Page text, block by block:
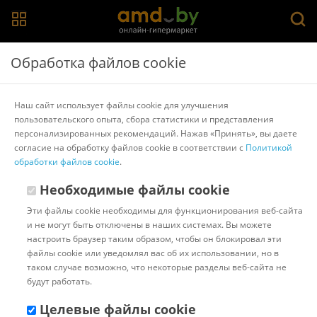
Главная > Каталог товаров Сварочные инверторы
Сортировать: Популярные
Код:1039209 В наличии
COMPACT-201
Доставка в г.Минск 11 августа
с 18:00 до 22:00.Стоимость:
БЕСПЛАТНО
Обработка файлов cookie
Наш сайт использует файлы cookie для улучшения
пользовательского опыта, сбора статистики и представления
персонализированных рекомендаций. Нажав «Принять», вы даете
согласие на обработку файлов cookie в соответствии с Политикой
обработки файлов cookie.
Необходимые файлы cookie
Эти файлы cookie необходимы для функционирования веб-сайта
и не могут быть отключены в наших системах. Вы можете
настроить браузер таким образом, чтобы он блокировал эти
файлы cookie или уведомлял вас об их использовании, но в
таком случае возможно, что некоторые разделы веб-сайта не
будут работать.
Целевые файлы cookie